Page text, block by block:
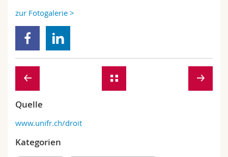
zur Fotogalerie >
Quelle
www.unifr.ch/droit
Kategorien